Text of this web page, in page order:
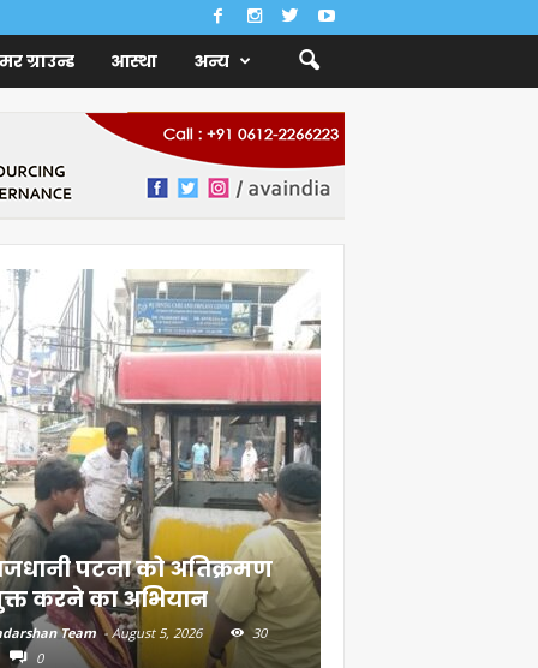
ग्राउन्ड आस्था अन्य
पटना को अतिक्रमण
करने का अभियान
Team - August 5, 2026
30
0